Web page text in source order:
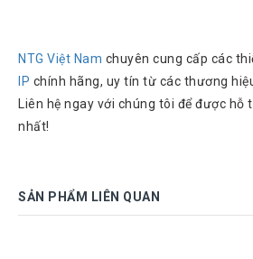
Thương
Hiệu
Chính
Dịch
Vụ
NTG Việt Nam chuyên cung cấp các
IP chính hãng, uy tín từ các thương
Liên hệ ngay với chúng tôi để được
nhất!
SẢN PHẨM LIÊN QUAN